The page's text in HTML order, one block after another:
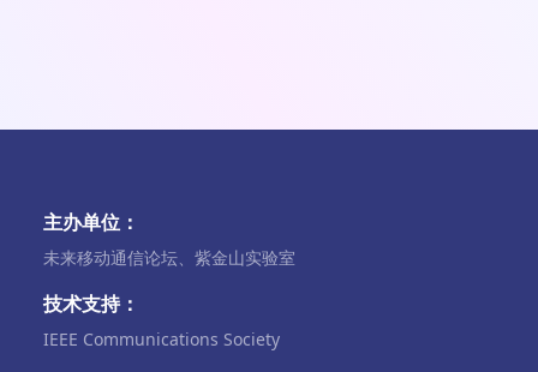
主办单位：
未来移动通信论坛、紫金山实验室
技术支持：
IEEE Communications Society